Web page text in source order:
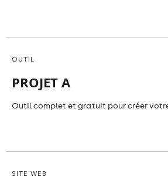
OUTIL
PROJET A
Outil complet et gratuit pour créer
SITE WEB